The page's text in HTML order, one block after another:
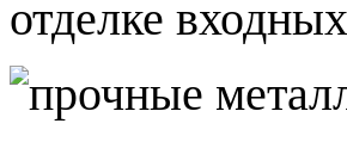
отделке